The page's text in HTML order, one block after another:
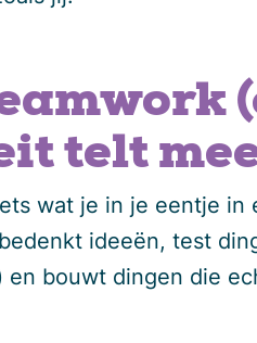
telt
wat je in je eentje in
ideeën, test
bouwt dingen die